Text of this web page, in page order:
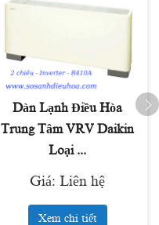
Dàn Lạnh Điều Hòa
Trung Tâm VRV Daikin
Loại ...
Giá: Liên hệ
Xem chi tiết